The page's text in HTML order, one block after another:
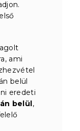
ami
belül
eredeti
belül,